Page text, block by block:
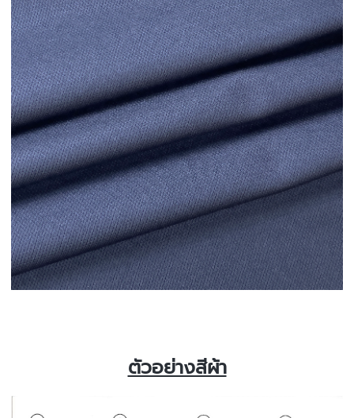
ตัวอย่างสีผ้า